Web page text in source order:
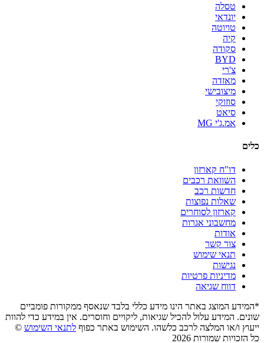
טסלה
יונדאי
טויוטה
קיה
סקודה
BYD
צ'רי
מאזדה
מיצובישי
סוזוקי
סיאט
אמ.ג'י MG
כלים
דו"ח קארזון
השוואת רכבים
חדשות רכב
שאלות נפוצות
קארזון לסוחרים
מחשבוני אגרות
אודות
צור קשר
תנאי שימוש
נגישות
מדיניות פרטיות
דווח שגיאה
*המידע המוצג באתר הינו מידע כללי בלבד שנאסף ממקורות פומביים
שונים. המידע עלול להכיל שגיאות, ליקויים וחוסרים. אין במידע כדי להוות
ייעוץ ו/או המלצה לרכב כלשהו. השימוש באתר כפוף לתנאי השימוש ©
כל הזכויות שמורות 2026